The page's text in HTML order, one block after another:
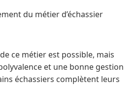
du métier d’échassier
ce métier est possible, mais
et une bonne gestion
échassiers complètent leurs